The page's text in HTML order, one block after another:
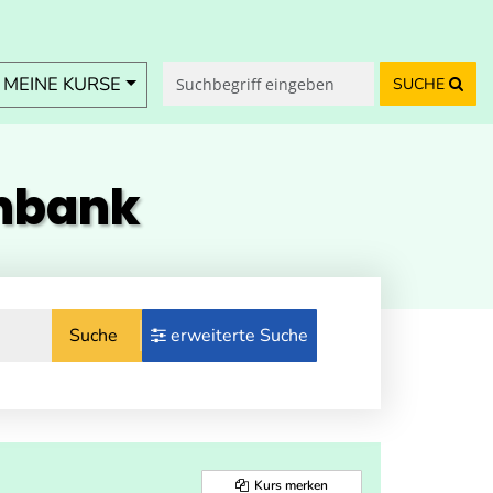
KURSE SUCHE
Suche erweiterte Suche
Kurs merken